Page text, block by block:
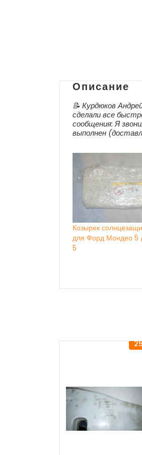
Описание
📝 Курдюков
сделали все
сообщения: Я
выполнен
Козырек
для Форд Мондео 5
5